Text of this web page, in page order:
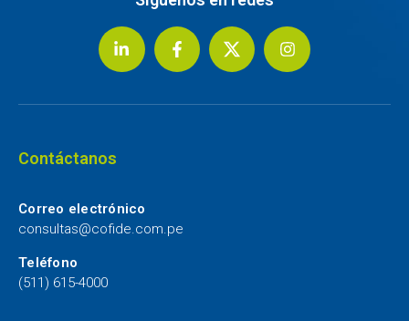
Contáctanos
Correo electrónico
consultas@cofide.com.pe
Teléfono
(511) 615-4000